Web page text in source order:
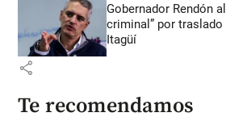
Gobernador Rendón
criminal” por
Itagüí
share
Te recomendamos